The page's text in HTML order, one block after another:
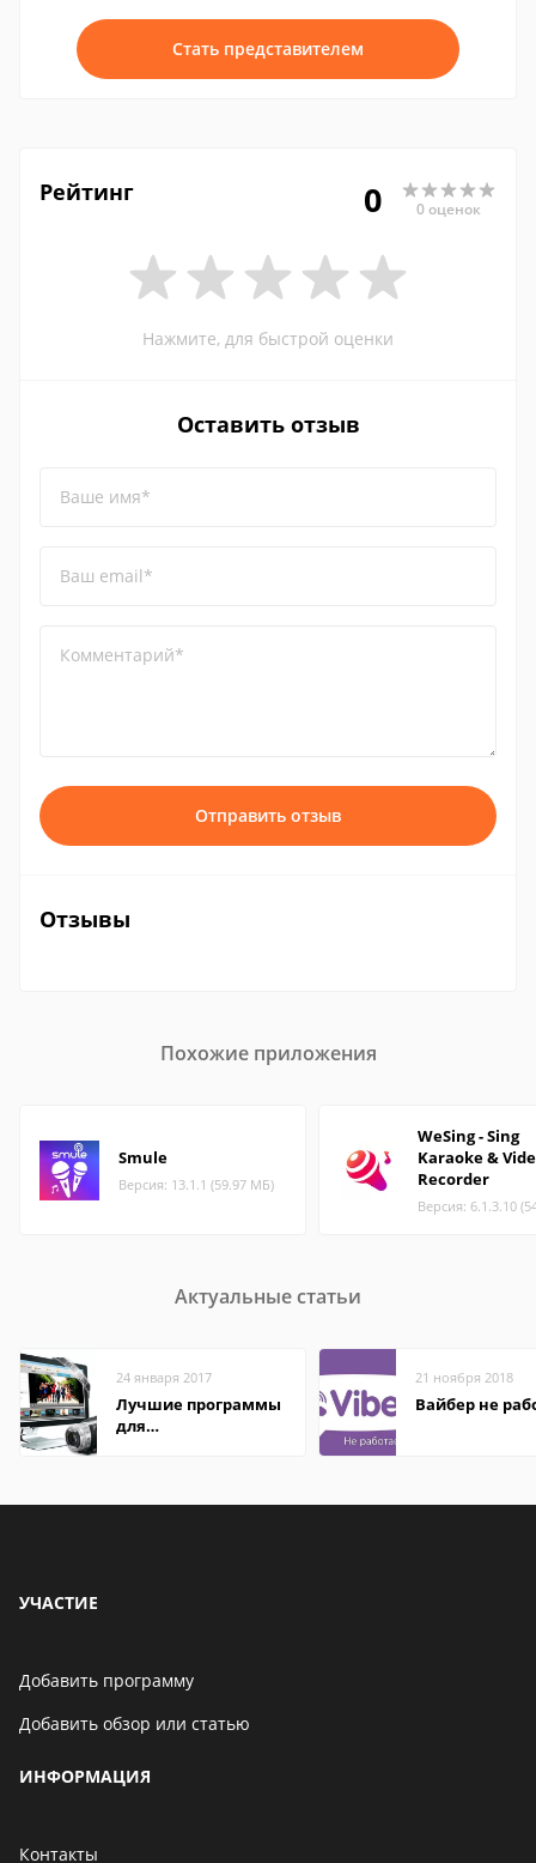
Стать представителем
Рейтинг 0 0 оценок
Нажмите, для быстрой оценки
Оставить отзыв
Ваше имя*
Ваш email*
Комментарий*
Отправить отзыв
Отзывы
Похожие приложения
Smule
Версия: 13.1.1 (59.97 МБ)
WeSing - Sing
Karaoke &
Recorder
Версия: 6.1.3.10
Актуальные статьи
24 января 2017
Лучшие программы
для
21 ноября 2018
Вайбер не
УЧАСТИЕ
Добавить программу
Добавить обзор или статью
ИНФОРМАЦИЯ
Контакты